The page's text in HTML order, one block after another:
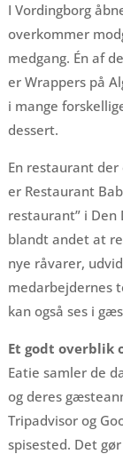
I Vordingborg
overkommer
medgang. Én af
er Wrappers på
i mange
dessert.
En restaurant
er Restaurant
restaurant” i Den
blandt andet at
nye råvarer,
medarbejdernes
kan også ses i
Et godt overblik
Eatie samler de
og deres
Tripadvisor og
spisested. Det